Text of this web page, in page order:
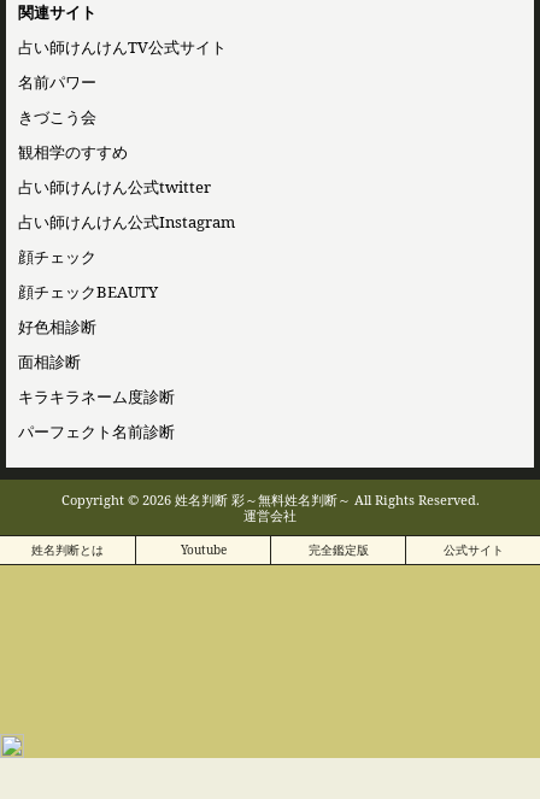
関連サイト
占い師けんけんTV公式サイト
名前パワー
きづこう会
観相学のすすめ
占い師けんけん公式twitter
占い師けんけん公式Instagram
顔チェック
顔チェックBEAUTY
好色相診断
面相診断
キラキラネーム度診断
パーフェクト名前診断
Copyright © 2026 姓名判断 彩～無料姓名判断～ All Rights Reserved.
運営会社
姓名判断とは Youtube 完全鑑定版 公式サイト